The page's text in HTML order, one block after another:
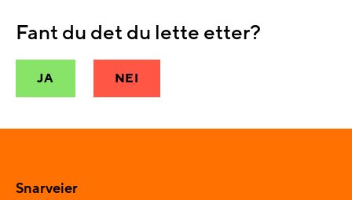
Fant du det du lette etter?
JA NEI
Snarveier